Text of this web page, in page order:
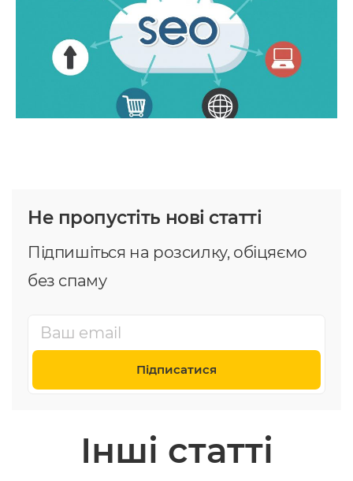
Не пропустіть нові статті
Підпишіться на розсилку, обіцяємо
без спаму
Підписатися
Інші статті